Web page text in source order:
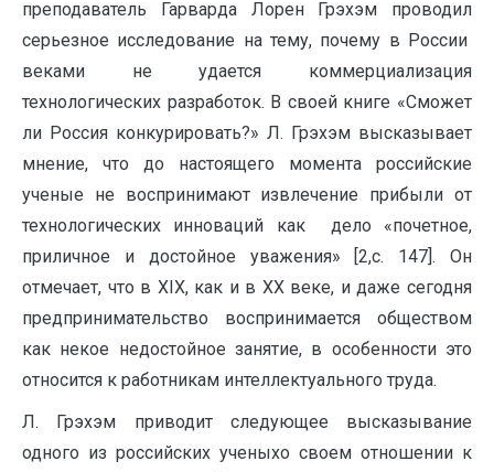
преподаватель Гарварда Лорен Грэхэм проводил
серьезное исследование на тему, почему в России
веками не удается коммерциализация
технологических разработок. В своей книге «Сможет
ли Россия конкурировать?» Л. Грэхэм высказывает
мнение, что до настоящего момента российские
ученые не воспринимают извлечение прибыли от
технологических инноваций как дело «почетное,
приличное и достойное уважения» [2,c. 147]. Он
отмечает, что в XIX, как и в XX веке, и даже сегодня
предпринимательство воспринимается обществом
как некое недостойное занятие, в особенности это
относится к работникам интеллектуального труда.
Л. Грэхэм приводит следующее высказывание
одного из российских ученыхо своем отношении к